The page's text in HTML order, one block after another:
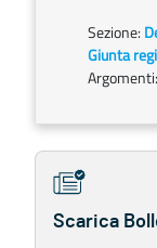
Sezione:
Giunta
Argomenti:
Scarica